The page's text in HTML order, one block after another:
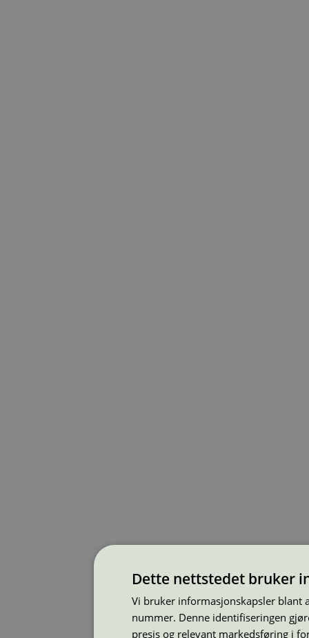
Dette nettstedet bruker
Vi bruker informasjonskapsler blant
nummer. Denne identifiseringen
presis og relevant markedsføring i